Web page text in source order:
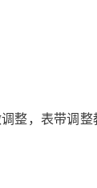
整，表带调整